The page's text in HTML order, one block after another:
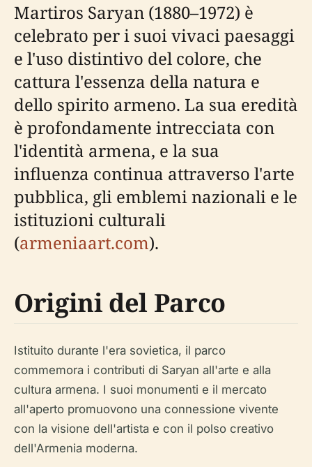
Martiros Saryan (1880–1972) è
celebrato per i suoi vivaci paesaggi
e l'uso distintivo del colore, che
cattura l'essenza della natura e
dello spirito armeno. La sua eredità
è profondamente intrecciata con
l'identità armena, e la sua
influenza continua attraverso l'arte
pubblica, gli emblemi nazionali e le
istituzioni culturali
(armeniaart.com).
Origini del Parco
Istituito durante l'era sovietica, il parco
commemora i contributi di Saryan all'arte e alla
cultura armena. I suoi monumenti e il mercato
all'aperto promuovono una connessione vivente
con la visione dell'artista e con il polso creativo
dell'Armenia moderna.